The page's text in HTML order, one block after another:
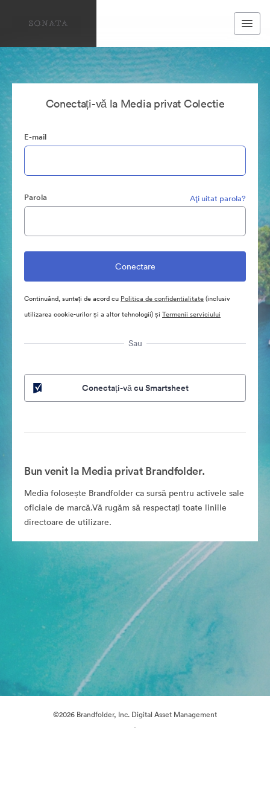
Conectați-vă la Media privat Colectie
E-mail
Parola Aţi uitat parola?
Continuând, sunteți de acord cu Politica de confidentialitate(inclusiv
utilizarea cookie-urilor și a altor tehnologii) și Termenii serviciului
Sau
Conectați-vă cu Smartsheet
Bun venit la Media privat Brandfolder.
Media folosește Brandfolder ca sursă pentru activele sale
oficiale de marcă.Vă rugăm să respectați toate liniile
directoare de utilizare.
©2026 Brandfolder, Inc. Digital Asset Management
·